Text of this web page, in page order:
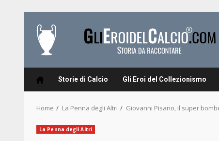
content
Storie di Calcio Gli Eroi del Collezionismo
Home La Penna degli Altri Giovanni Pisano, il super
La Penna degli Altri